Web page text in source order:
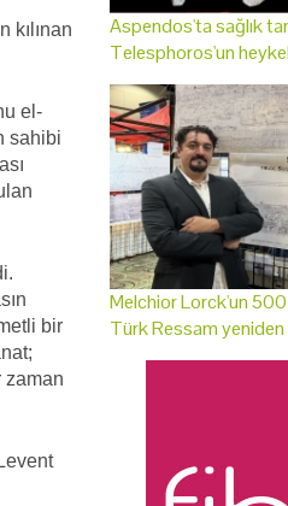
kılınan
el-
sahibi
bir
zaman
Aspendos'ta sağlık
Telesphoros'un
Melchior Lorck'un 500
Türk Ressam